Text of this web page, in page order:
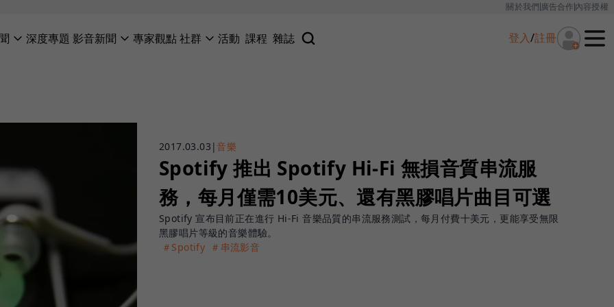
關於我們廣告合作內容授權
深度專題 影音新聞 專家觀點社群 活動 課程 雜誌 登入/註冊
2017.03.03 |音樂
Spotify 推出 Spotify Hi-Fi 無損音質串流服
務，每月僅需10美元、還有黑膠唱片曲目可選
Spotify 宣布目前正在進行 Hi-Fi 音樂品質的串流服務測試，每月付費十美元，更能享受無限
黑膠唱片等級的音樂體驗。
＃Spotify ＃串流影音